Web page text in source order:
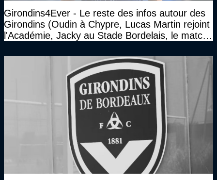
Girondins4Ever - Le reste des infos autour des
Girondins (Oudin à Chypre, Lucas Martin rejoint
l'Académie, Jacky au Stade Bordelais, le match